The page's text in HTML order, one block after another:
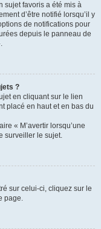
sujet favoris a été mis à
d’être notifié lorsqu’il y
de notifications pour
depuis le panneau de
?
en cliquant sur le lien
placé en haut et en bas du
« M’avertir lorsqu’une
surveiller le sujet.
sur celui-ci, cliquez sur le
page.